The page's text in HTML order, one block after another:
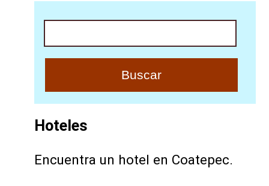
Buscar
Hoteles
Encuentra un hotel en Coatepec.